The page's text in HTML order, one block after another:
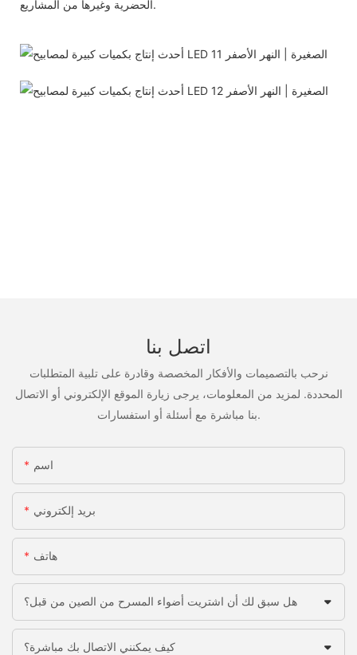
الحضرية وغيرها من المشاريع.
اتصل بنا
نرحب بالتصميمات والأفكار المخصصة وقادرة على تلبية المتطلبات
المحددة. لمزيد من المعلومات، يرجى زيارة الموقع الإلكتروني أو الاتصال
بنا مباشرة مع أسئلة أو استفسارات.
اسم
بريد إلكتروني
هاتف
هل سبق لك أن اشتريت أضواء المسرح من الصين من قبل؟
كيف يمكنني الاتصال بك مباشرة؟